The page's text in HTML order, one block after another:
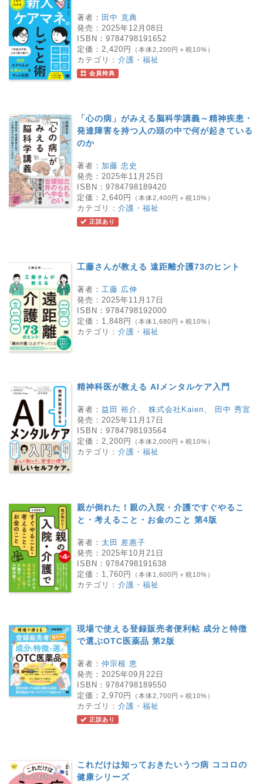
著者： 田中 克典
発売： 2025年12月08日
ISBN： 9784798191652
定価： 2,420円 （本体2,200円＋税10%）
カテゴリ： 介護・福祉
会員特典
「心の病」がみえる脳科学講義～精神疾患・
発達障害を持つ人の頭の中で何が起きている
のか
著者： 加藤 忠史
発売： 2025年11月25日
ISBN： 9784798189420
定価： 2,640円 （本体2,400円＋税10%）
カテゴリ： 介護・福祉
正誤あり
工藤さんが教える 遠距離介護73のヒント
著者： 工藤 広伸
発売： 2025年11月17日
ISBN： 9784798192000
定価： 1,848円 （本体1,680円＋税10%）
カテゴリ： 介護・福祉
精神科医が教える AIメンタルケア入門
著者： 益田 裕介、 株式会社Kaien、
田中 秀宣
発売： 2025年11月17日
ISBN： 9784798193564
定価： 2,200円 （本体2,000円＋税10%）
カテゴリ： 介護・福祉
親が倒れた！親の入院・介護ですぐやるこ
と・考えること・お金のこと 第4版
著者： 太田 差惠子
発売： 2025年10月21日
ISBN： 9784798191638
定価： 1,760円 （本体1,600円＋税10%）
カテゴリ： 介護・福祉
現場で使える登録販売者便利帖 成分と特徴
で選ぶOTC医薬品 第2版
著者： 仲宗根 恵
発売： 2025年09月22日
ISBN： 9784798189550
定価： 2,970円 （本体2,700円＋税10%）
カテゴリ： 介護・福祉
正誤あり
これだけは知っておきたいうつ病 ココロの
健康シリーズ